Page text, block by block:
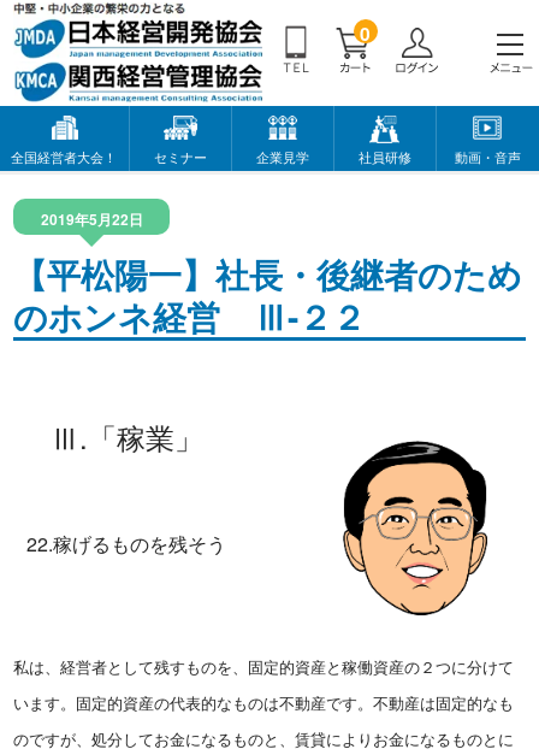
0
全国経営者大会！ セミナー 企業見学 社員研修 動画・音声
2019年5月22日
【平松陽一】社長・後継者のため
のホンネ経営 Ⅲ-２２
Ⅲ.「稼業」
22.稼げるものを残そう
私は、経営者として残すものを、固定的資産と稼働資産の２つに分けて
います。固定的資産の代表的なものは不動産です。不動産は固定的なも
のですが、処分してお金になるものと、賃貸によりお金になるものとに